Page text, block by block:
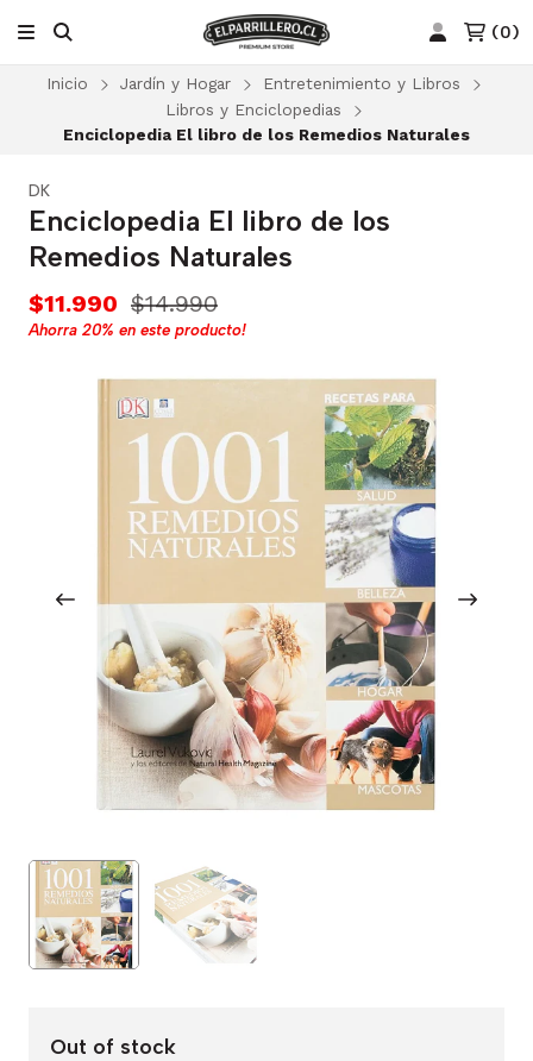
(0)
Inicio Jardín y Hogar
Entretenimiento y Libros
Libros y Enciclopedias
Enciclopedia El libro de los Remedios Naturales
DK
Enciclopedia El libro de los
Remedios Naturales
$11.990 $14.990
Ahorra 20% en este producto!
Out of stock